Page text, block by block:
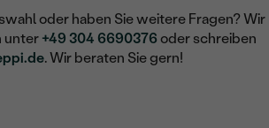
oder haben Sie weitere Fragen? Wir
unter +49 304 6690376 oder schreiben
. Wir beraten Sie gern!